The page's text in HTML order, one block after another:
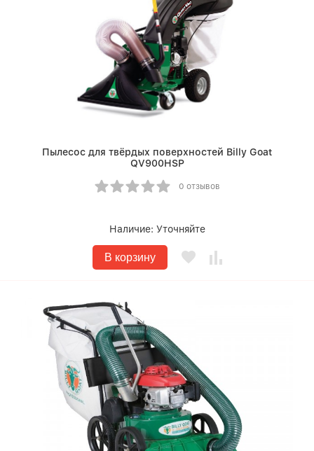
Пылесос для твёрдых поверхностей Billy Goat
QV900HSP
0 отзывов
Наличие: Уточняйте
В корзину